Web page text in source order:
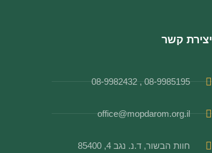
יצירת קשר
08-9985195 , 08-9982432
office@mopdarom.org.il
חוות הבשור, ד.נ. נגב 4, 85400